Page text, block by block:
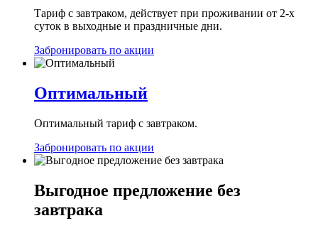
Тариф с завтраком, действует при проживании от 2-х
суток в выходные и праздничные дни.
Забронировать по акции
Оптимальный
Оптимальный тариф с завтраком.
Забронировать по акции
Выгодное предложение без
завтрака